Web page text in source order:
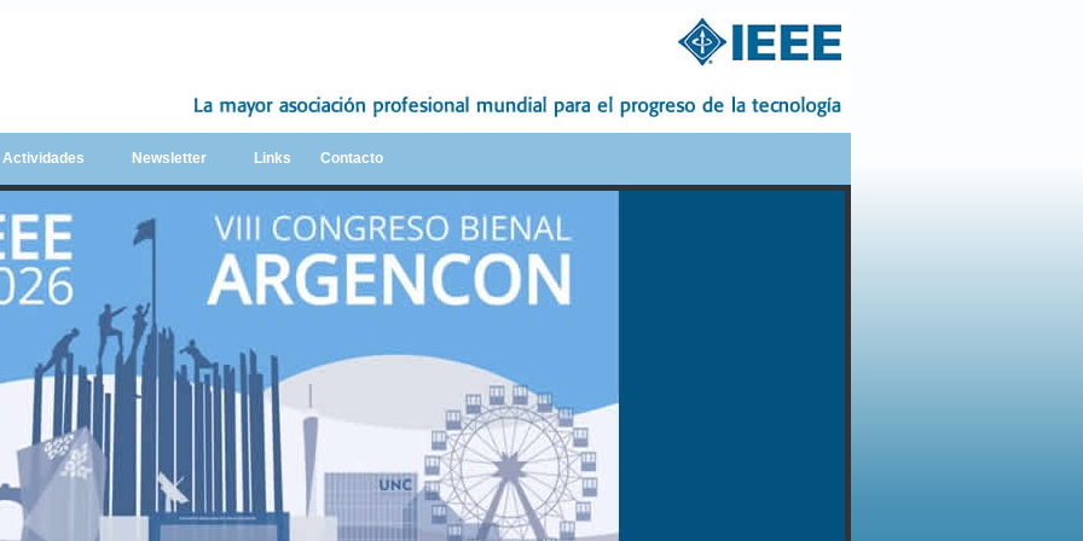
Newsletter Links Contacto